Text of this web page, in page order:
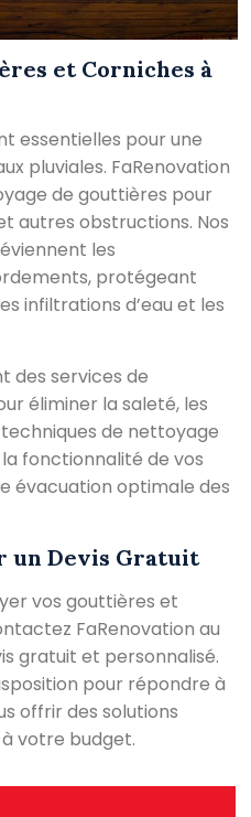
et Corniches à
essentielles pour une
pluviales. FaRenovation
de gouttières pour
autres obstructions. Nos
les
protégeant
infiltrations d’eau et les
des services de
éliminer la saleté, les
de nettoyage
fonctionnalité de vos
évacuation optimale des
un Devis Gratuit
vos gouttières et
FaRenovation au
gratuit et personnalisé.
pour répondre à
offrir des solutions
votre budget.